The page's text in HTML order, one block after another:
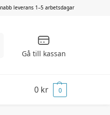
leverans 1–5 arbetsdagar
Gå till kassan
0 kr 0